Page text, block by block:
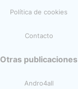
Política de cookies
Contacto
Otras publicaciones
Andro4all